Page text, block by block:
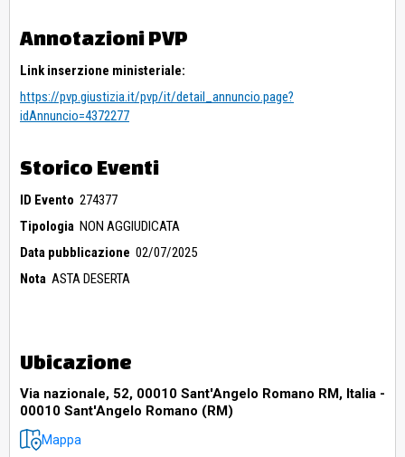
Annotazioni PVP
Link inserzione ministeriale:
https://pvp.giustizia.it/pvp/it/detail_annuncio.page?
idAnnuncio=4372277
Storico Eventi
ID Evento 274377
Tipologia NON AGGIUDICATA
Data pubblicazione 02/07/2025
Nota ASTA DESERTA
Ubicazione
Via nazionale, 52, 00010 Sant'Angelo Romano RM, Italia -
00010 Sant'Angelo Romano (RM)
Mappa